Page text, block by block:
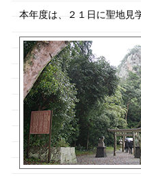
本年度は、２１日に聖地見